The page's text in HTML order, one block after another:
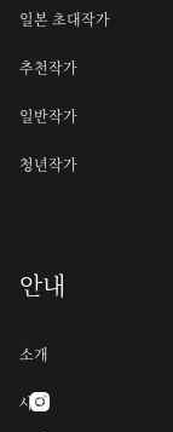
일본 초대작가
추천작가
일반작가
청년작가
안내
소개
사명
